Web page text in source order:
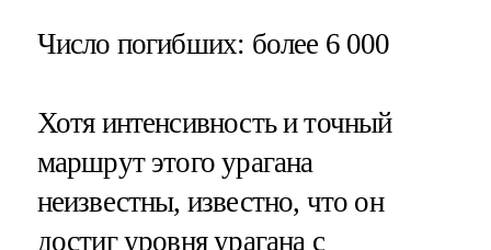
Число погибших: более 6 000
Хотя интенсивность и точный
маршрут этого урагана
неизвестны, известно, что он
достиг уровня урагана с